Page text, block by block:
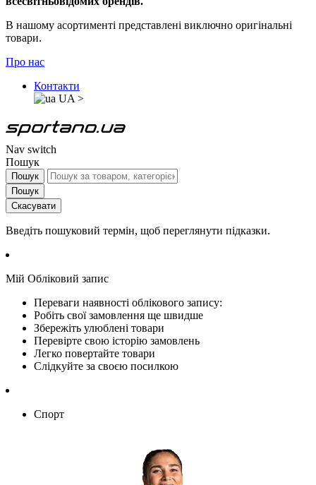
В нашому асортименті представлені виключно оригінальні
товари.
Про нас
Контакти
UA >
Nav switch
Пошук
Пошук
Пошук
Скасувати
Введіть пошуковий термін, щоб переглянути підказки.
Мій Обліковий запис
Переваги наявності облікового запису:
Робіть свої замовлення ще швидше
Збережіть улюблені товари
Перевірте свою історію замовлень
Легко повертайте товари
Слідкуйте за своєю посилкою
Спорт